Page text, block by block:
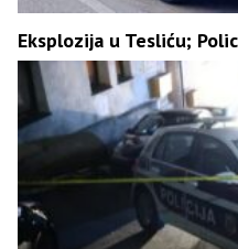
Eksplozija u Tesliću;